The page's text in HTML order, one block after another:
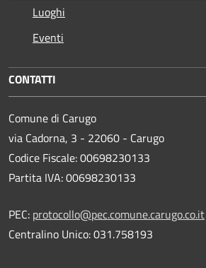
Luoghi
Eventi
CONTATTI
Comune di Carugo
via Cadorna, 3 - 22060 - Carugo
Codice Fiscale: 00698230133
Partita IVA: 00698230133
PEC: protocollo@pec.comune.carugo.co.it
Centralino Unico: 031.758193